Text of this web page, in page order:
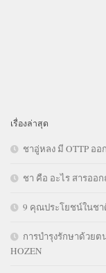
เรื่องล่าสุด
ชาอู่หลง มี OTTP อ
ชา คือ อะไร สารออ
9 คุณประโยชน์ในช
การบำรุงรักษาด้วยต
HOZEN